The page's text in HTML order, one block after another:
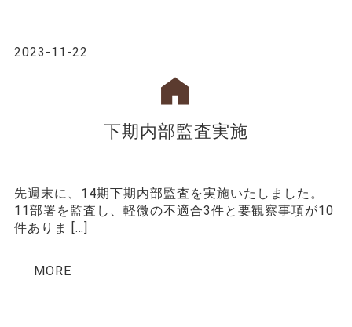
2023-11-22
下期内部監査実施
先週末に、14期下期内部監査を実施いたしました。
11部署を監査し、軽微の不適合3件と要観察事項が10
件ありま […]
MORE